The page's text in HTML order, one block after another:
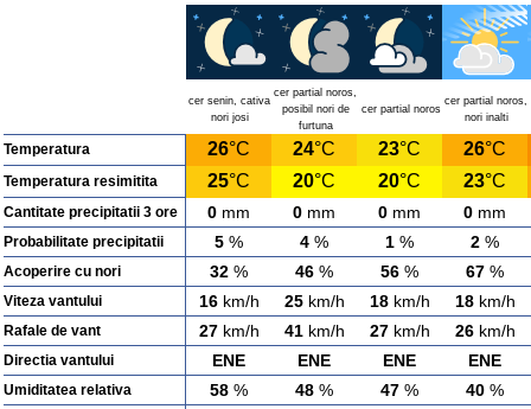
cer senin, cativa
nori josi
cer partial noros,
posibil nori de
furtuna
cer partial noros
cer partial noros,
nori inalti
Temperatura 26°C 24°C 23°C 26°C
Temperatura resimitita 25°C 20°C 20°C 23°C
Cantitate precipitatii 3 ore 0 mm 0 mm 0 mm 0 mm
Probabilitate precipitatii 5 % 4 % 1 % 2 %
Acoperire cu nori 32 % 46 % 56 % 67 %
Viteza vantului 16km/h 25km/h 18km/h 18km/h
Rafale de vant 27km/h 41km/h 27km/h 26km/h
Directia vantului ENE ENE ENE ENE
Umiditatea relativa 58 % 48 % 47 % 40 %